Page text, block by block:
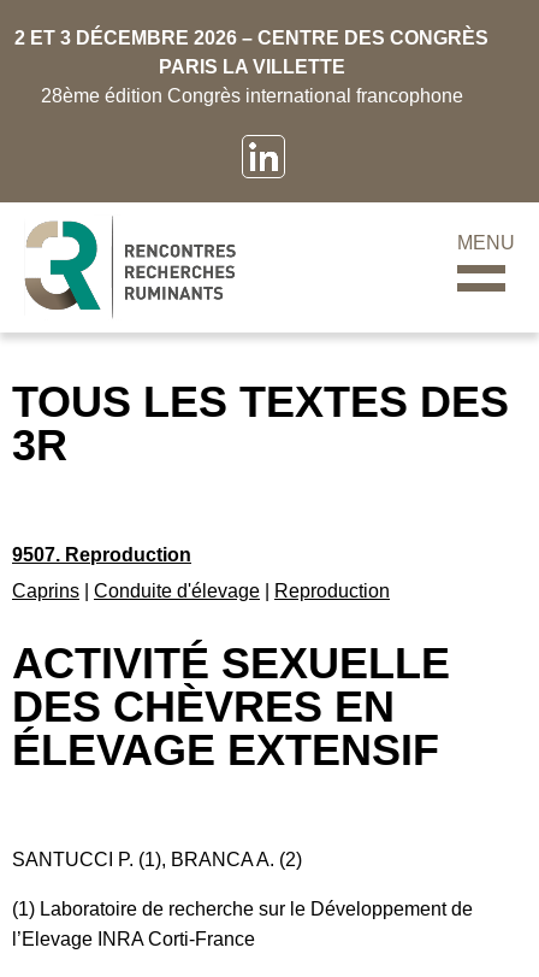
2 ET 3 DÉCEMBRE 2026 – CENTRE DES CONGRÈS
PARIS LA VILLETTE
28ème édition Congrès international francophone
MENU
TOUS LES TEXTES DES
3R
9507. Reproduction
Caprins
Conduite d'élevage Reproduction
ACTIVITÉ SEXUELLE
DES CHÈVRES EN
ÉLEVAGE EXTENSIF
SANTUCCI P. (1), BRANCA A. (2)
(1) Laboratoire de recherche sur le Développement de
l’Elevage INRA Corti-France